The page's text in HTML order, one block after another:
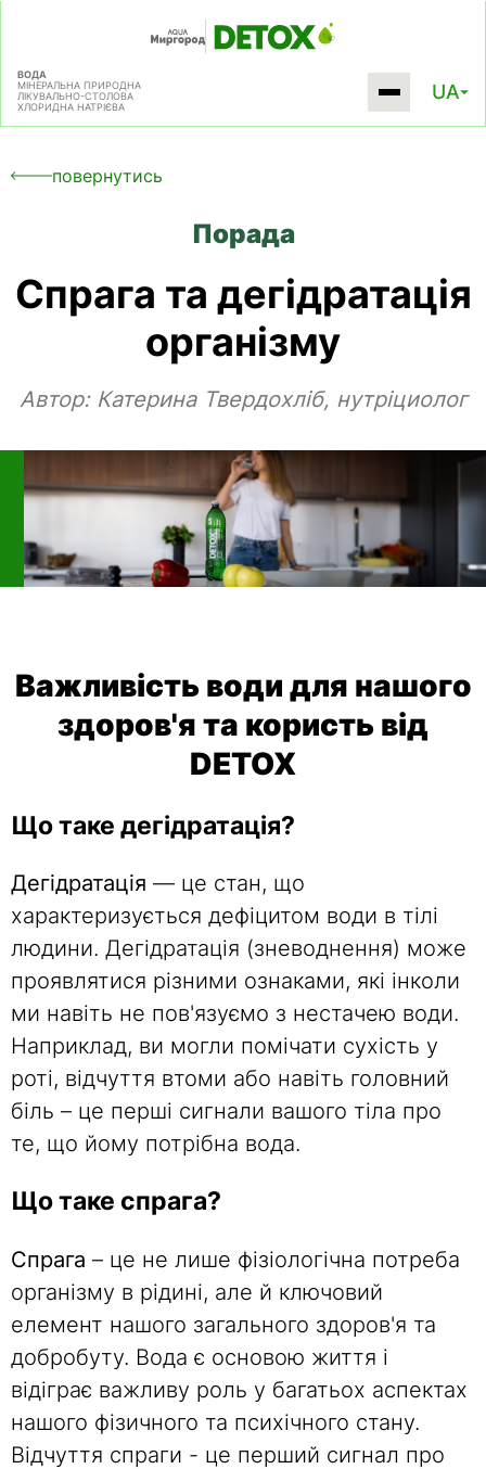
ВОДА
МІНЕРАЛЬНА ПРИРОДНА
ЛІКУВАЛЬНО-СТОЛОВА
ХЛОРИДНА НАТРІЄВА
UA
повернутись
Порада
Спрага та дегідратація
організму
Автор:Катерина Твердохліб, нутріциолог
Важливість води для нашого
здоров'я та користь від
DETOX
Що таке дегідратація?
Дегідратація — це стан, що
характеризується дефіцитом води в тілі
людини. Дегідратація (зневоднення) може
проявлятися різними ознаками, які інколи
ми навіть не пов'язуємо з нестачею води.
Наприклад, ви могли помічати сухість у
роті, відчуття втоми або навіть головний
біль – це перші сигнали вашого тіла про
те, що йому потрібна вода.
Що таке спрага?
Спрага – це не лише фізіологічна потреба
організму в рідині, але й ключовий
елемент нашого загального здоров'я та
добробуту. Вода є основою життя і
відіграє важливу роль у багатьох аспектах
нашого фізичного та психічного стану.
Відчуття спраги - це перший сигнал про